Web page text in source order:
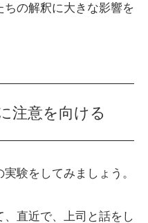
の解釈に大きな影響を
注意を向ける
験をしてみましょう。
直近で、上司と話をし